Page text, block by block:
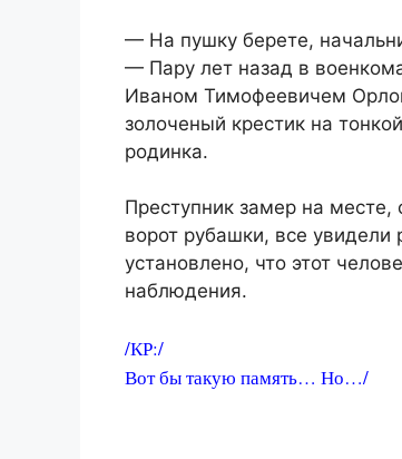
— На пушку берете,
— Пару лет назад в
Иваном Тимофеевичем
золоченый крестик на
родинка.
Преступник замер на месте,
ворот рубашки, все увидели
установлено, что этот
наблюдения.
/КР:/
Вот бы такую память… Но…/